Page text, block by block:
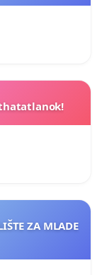
ZA MLADE